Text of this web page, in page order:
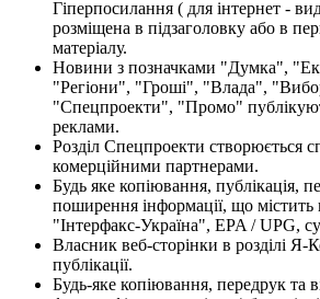
Гіперпосилання ( для інтернет -
розміщена в підзаголовку або в
матеріалу.
Новини з позначками "Думка",
"Регіони", "Гроші", "Влада",
"Спецпроекти", "Промо"
реклами.
Розділ Спецпроекти створюється
комерційними партнерами.
Будь яке копіювання, публікація,
поширення інформації, що містить
"Інтерфакс-Україна", EPA / UPG,
Власник веб-сторінки в розділі Я-
публікації.
Будь-яке копіювання, передрук та